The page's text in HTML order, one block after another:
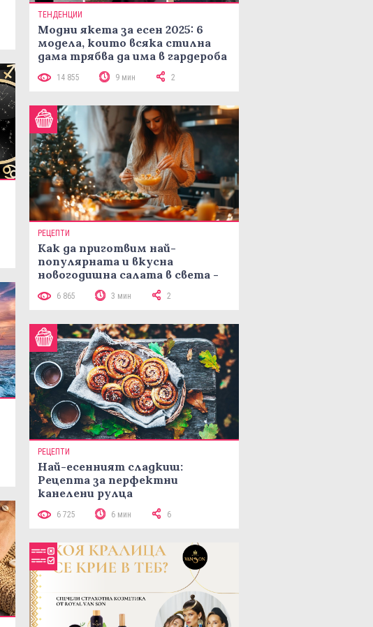
ТЕНДЕНЦИИ
Модни якета за есен 2025: 6
модела, които всяка стилна
дама трябва да има в гардероба
14 855 9 мин 2
РЕЦЕПТИ
Как да приготвим най-
популярната и вкусна
новогодишна салата в света -
рецепта Мимоза
6 865 3 мин 2
РЕЦЕПТИ
Най-есенният сладкиш:
Рецепта за перфектни
канелени рулца
6 725 6 мин 6